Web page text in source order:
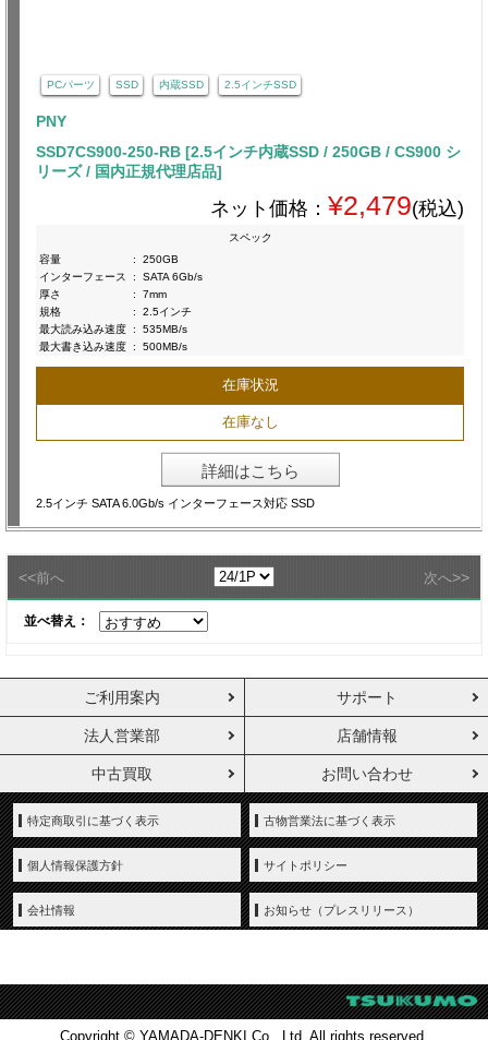
PCパーツ SSD 内蔵SSD 2.5インチSSD
PNY
SSD7CS900-250-RB [2.5インチ内蔵SSD / 250GB / CS900 シ
リーズ / 国内正規代理店品]
ネット価格： ¥2,479(税込)
スペック
容量
:
250GB
インターフェース
:
SATA 6Gb/s
厚さ
:
7mm
規格
:
2.5インチ
最大読み込み速度 :
535MB/s
最大書き込み速度 : 500MB/s
在庫状況
在庫なし
詳細はこちら
2.5インチ SATA 6.0Gb/s インターフェース対応 SSD
<<前へ 次へ>>
並べ替え：
ご利用案内 サポート
法人営業部 店舗情報
中古買取 お問い合わせ
特定商取引に基づく表示 古物営業法に基づく表示
個人情報保護方針 サイトポリシー
会社情報 お知らせ（プレスリリース）
Copyright © YAMADA-DENKI Co., Ltd. All rights reserved.